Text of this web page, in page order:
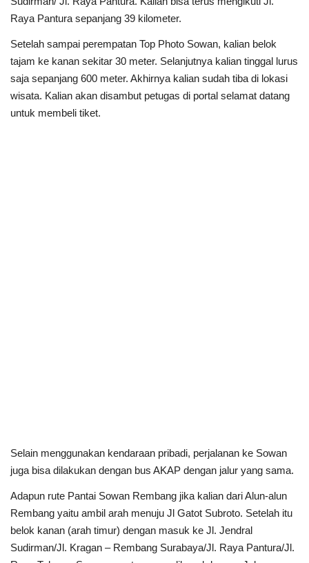
Raya Pantura sepanjang 39 kilometer.
Setelah sampai perempatan Top Photo Sowan, kalian belok
tajam ke kanan sekitar 30 meter. Selanjutnya kalian tinggal lurus
saja sepanjang 600 meter. Akhirnya kalian sudah tiba di lokasi
wisata. Kalian akan disambut petugas di portal selamat datang
untuk membeli tiket.
Selain menggunakan kendaraan pribadi, perjalanan ke Sowan
juga bisa dilakukan dengan bus AKAP dengan jalur yang sama.
Adapun rute Pantai Sowan Rembang jika kalian dari Alun-alun
Rembang yaitu ambil arah menuju Jl Gatot Subroto. Setelah itu
belok kanan (arah timur) dengan masuk ke Jl. Jendral
Sudirman/Jl. Kragan – Rembang Surabaya/Jl. Raya Pantura/Jl.